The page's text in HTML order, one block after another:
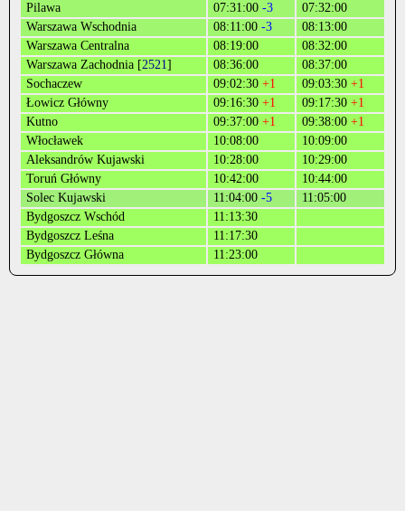
Pilawa
07:31:00 -3
07:32:00
Warszawa Wschodnia
08:11:00 -3
08:13:00
Warszawa Centralna
08:19:00
08:32:00
Warszawa Zachodnia [2521] 08:36:00
08:37:00
Sochaczew
09:02:30 +1 09:03:30 +1
Łowicz Główny
09:16:30 +1 09:17:30 +1
Kutno
09:37:00 +1 09:38:00 +1
Włocławek
10:08:00
10:09:00
Aleksandrów Kujawski
10:28:00
10:29:00
Toruń Główny
10:42:00
10:44:00
Solec Kujawski
11:04:00 -5
11:05:00
Bydgoszcz Wschód
11:13:30
Bydgoszcz Leśna
11:17:30
Bydgoszcz Główna
11:23:00